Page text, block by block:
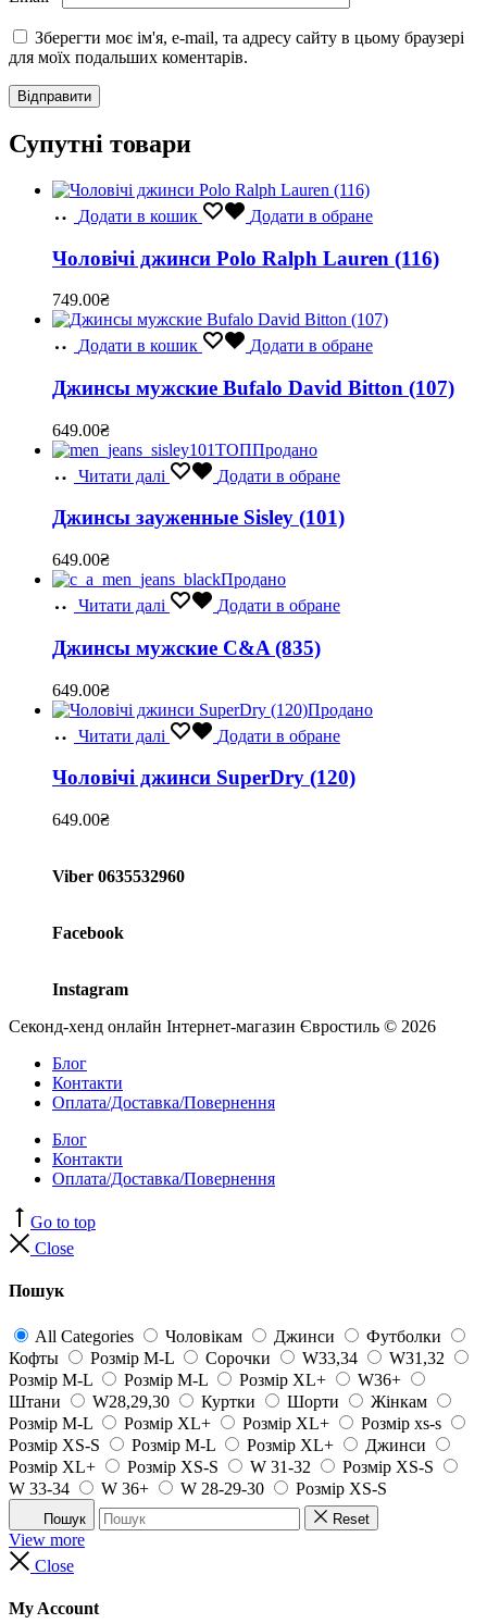
Зберегти моє ім'я, e-mail, та адресу сайту в цьому браузері
для моїх подальших коментарів.
Супутні товари
Додати в кошик Додати в обране
Чоловічі джинси Polo Ralph Lauren (116)
749.00₴
Додати в кошик Додати в обране
Джинсы мужские Bufalo David Bitton (107)
649.00₴
ТОППродано
Читати далі
Додати в обране
Джинсы зауженные Sisley (101)
649.00₴
Продано
Читати далі
Додати в обране
Джинсы мужские C&A (835)
649.00₴
Продано
Читати далі
Додати в обране
Чоловічі джинси SuperDry (120)
649.00₴
Viber 0635532960
Facebook
Instagram
Секонд-хенд онлайн Інтернет-магазин Євростиль © 2026
Блог
Контакти
Оплата/Доставка/Повернення
Блог
Контакти
Оплата/Доставка/Повернення
Go to top
Close
Пошук
All Categories Чоловікам Джинси
Футболки
Кофты
Розмір M-L Сорочки W33,34
W31,32
Розмір M-L
Розмір M-L Розмір XL+
W36+
Штани
W28,29,30 Куртки Шорти
Жінкам
Розмір M-L
Розмір XL+ Розмір XL+
Розмір xs-s
Розмір XS-S
Розмір M-L Розмір XL+
Джинси
Розмір XL+
Розмір XS-S W 31-32
Розмір XS-S
W 33-34
W 36+ W 28-29-30 Розмір XS-S
Пошук Reset
View more
Close
My Account